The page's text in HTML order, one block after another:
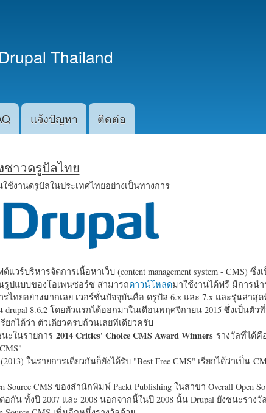
หลัก
Thailand
แจ้งปัญหา ติดต่อ
าวดรูปัลไทย
งานดรูปัลในประเทศไทยอย่างเป็นทางการ
วร์บริหารจัดการเนื้อหาเว็บ (content management system - CMS) ซึ่ง
รูปแบบของโอเพนซอร์ซ สามารถดาวน์โหลดมาใช้งานได้ฟรี มีการน
รไทยอย่างมากเลย เวอร์ชั่นปัจจุบันคือ ดรูปัล 6.x และ 7.x และรุ่นล่าสุด
8.6.2 โดยตัวแรกได้ออกมาในเดือนพฤศจิกายน 2015 ซึ่งเป็นตั
รียกได้ว่า ตัวเดียวครบถ้วนเลยทีเดียวครับ
ในรายการ 2014 Critics' Choice CMS Award Winners รางวัลที่ได้คื
ในรายการเดียวกันก็ยังได้รับ "Best Free CMS" เรียกได้ว่าเป็น
Source CMS ของสำนักพิมพ์ Packt Publishing ในสาขา Overall Open
อกัน ทั้งปี 2007 และ 2008 นอกจากนี้ในปี 2008 นั้น Drupal ยังชนะรางวั